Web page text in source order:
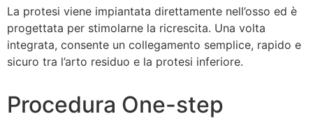
La protesi viene impiantata direttamente nell’osso ed è
progettata per stimolarne la ricrescita. Una volta
integrata, consente un collegamento semplice, rapido e
sicuro tra l’arto residuo e la protesi inferiore.
Procedura One-step